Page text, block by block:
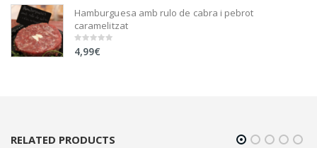
Hamburguesa amb rulo de cabra i pebrot
caramelitzat
0
out
4,99€
RELATED PRODUCTS